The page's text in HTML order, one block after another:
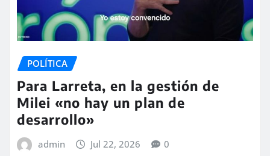
POLÍTICA
Para Larreta, en la gestión de
Milei «no hay un plan de
desarrollo»
admin Jul 22, 2026 0